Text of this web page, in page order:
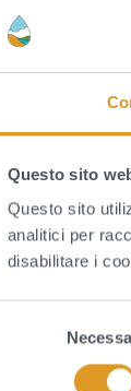
Questo sito
Questo sito
analitici per
disabilitare i